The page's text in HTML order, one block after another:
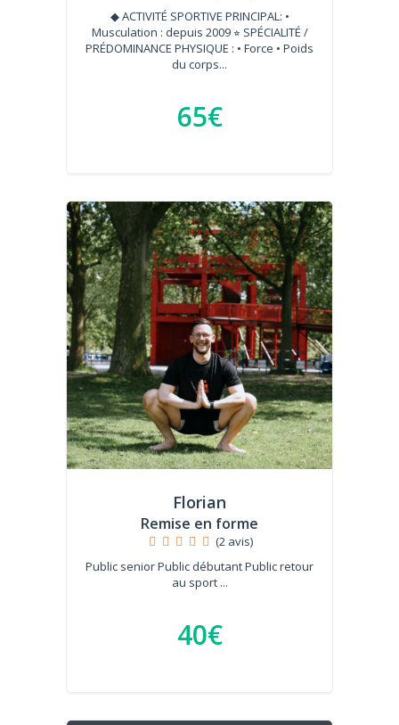
◆ ACTIVITÉ SPORTIVE PRINCIPAL: •
Musculation : depuis 2009 ⭐︎ SPÉCIALITÉ /
PRÉDOMINANCE PHYSIQUE : • Force • Poids
du corps...
65€
Florian
Remise en forme
(2 avis)
Public senior Public débutant Public retour
au sport ...
40€